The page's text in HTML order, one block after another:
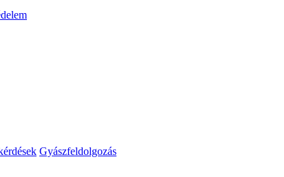
Gyászfeldolgozás